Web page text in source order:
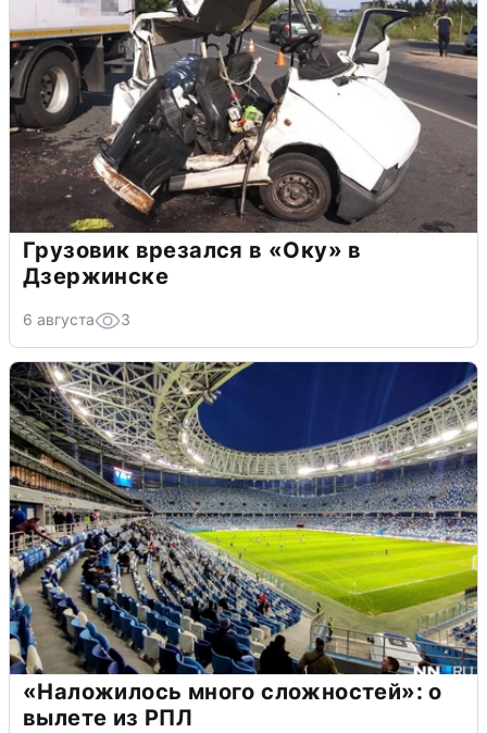
Грузовик врезался в «Оку» в
Дзержинске
6 августа 3
«Наложилось много сложностей»: о
вылете из РПЛ